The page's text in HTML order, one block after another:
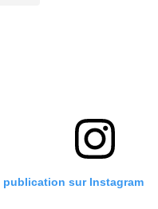
publication sur Instagram